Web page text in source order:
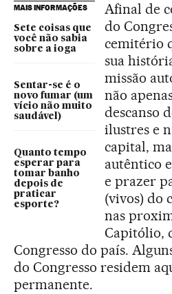
MAIS INFORMAÇÕES
Sete coisas que
você não sabia
sobre a ioga
Sentar-se é o
novo fumar (um
vício não muito
saudável)
Quanto tempo
esperar para
tomar banho
depois de
praticar
esporte?
Afinal de
do
cemitério
sua
missão
não
descanso
ilustres e
capital,
autêntico
e prazer
(vivos) do
nas
Capitólio,
Congresso do país.
do Congresso residem
permanente.